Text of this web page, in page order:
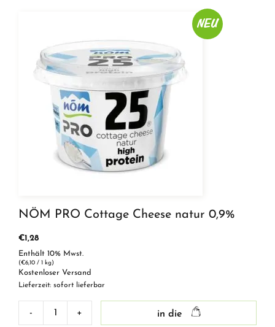
NEU
NÖM PRO Cottage Cheese natur 0,9%
€1,28
Enthält 10% Mwst.
(€6,10 / 1 kg)
Kostenloser Versand
Lieferzeit: sofort lieferbar
- + in die